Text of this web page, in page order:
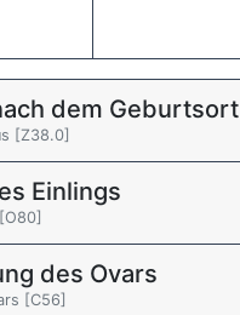
dem Geburtsort
[Z38.0]
Einlings
des Ovars
[C56]